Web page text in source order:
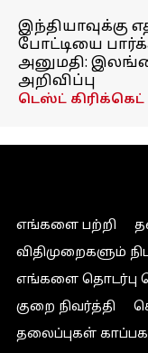
இந்தியாவுக்கு
போட்டியை
அனுமதி:
அறிவிப்பு
டெஸ்ட் கிரிக்கெட்
எங்களை பற்றி
விதிமுறைகளும்
எங்களை தொடர்பு
குறை நிவர்த்தி
தலைப்புகள்